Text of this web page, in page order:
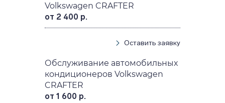
Volkswagen CRAFTER
от 2 400 р.
Оставить заявку
Обслуживание автомобильных
кондиционеров Volkswagen
CRAFTER
от 1 600 р.